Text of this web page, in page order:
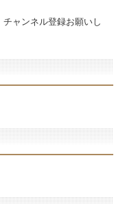
ャンネル登録お願いし